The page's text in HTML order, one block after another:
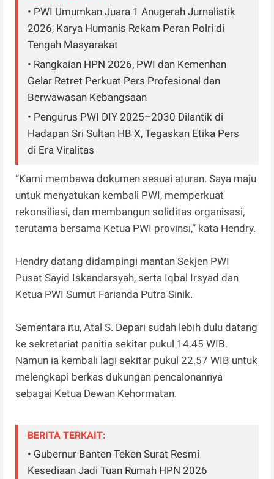
• PWI Umumkan Juara 1 Anugerah Jurnalistik
2026, Karya Humanis Rekam Peran Polri di
Tengah Masyarakat
• Rangkaian HPN 2026, PWI dan Kemenhan
Gelar Retret Perkuat Pers Profesional dan
Berwawasan Kebangsaan
• Pengurus PWI DIY 2025–2030 Dilantik di
Hadapan Sri Sultan HB X, Tegaskan Etika Pers
di Era Viralitas
“Kami membawa dokumen sesuai aturan. Saya maju
untuk menyatukan kembali PWI, memperkuat
rekonsiliasi, dan membangun soliditas organisasi,
terutama bersama Ketua PWI provinsi,” kata Hendry.
Hendry datang didampingi mantan Sekjen PWI
Pusat Sayid Iskandarsyah, serta Iqbal Irsyad dan
Ketua PWI Sumut Farianda Putra Sinik.
Sementara itu, Atal S. Depari sudah lebih dulu datang
ke sekretariat panitia sekitar pukul 14.45 WIB.
Namun ia kembali lagi sekitar pukul 22.57 WIB untuk
melengkapi berkas dukungan pencalonannya
sebagai Ketua Dewan Kehormatan.
BERITA TERKAIT:
• Gubernur Banten Teken Surat Resmi
Kesediaan Jadi Tuan Rumah HPN 2026